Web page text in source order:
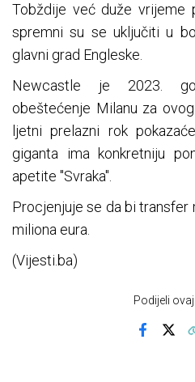
Tobždije već duže vrijeme
spremni su se uključiti u
glavni grad Engleske.
Newcastle je 2023.
obeštećenje Milanu za
ljetni prelazni rok
giganta ima konkretniju
apetite "Svraka".
Procjenjuje se da bi
miliona eura.
(Vijesti.ba)
Podijeli